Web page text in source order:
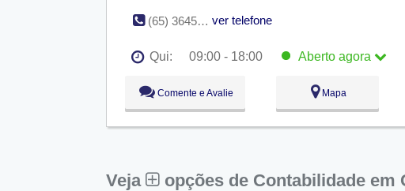
(65) 3645-3535 ver telefone
Qui: 09:00 - 18:00 Aberto agora
Seg:
Ter:
09:00 - 18:00
Qua:
09:00 - 18:00
Qui:
09:00 - 18:00 Abertoagora
Comente e Avalie Mapa
Veja opções de Contabilidade em